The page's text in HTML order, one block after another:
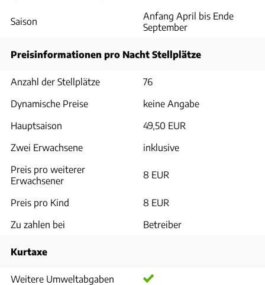
Saison
Anfang April bis Ende
September
Preisinformationen pro Nacht Stellplätze
Anzahl der Stellplätze
76
Dynamische Preise
keine Angabe
Hauptsaison
49,50 EUR
Zwei Erwachsene
inklusive
Preis pro weiterer
Erwachsener
8 EUR
Preis pro Kind
8 EUR
Zu zahlen bei
Betreiber
Kurtaxe
Weitere Umweltabgaben